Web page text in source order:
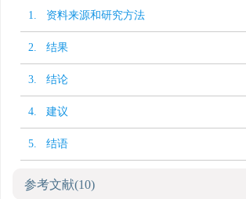
1. 资料来源和研究方法
2. 结果
3. 结论
4. 建议
5. 结语
参考文献(10)